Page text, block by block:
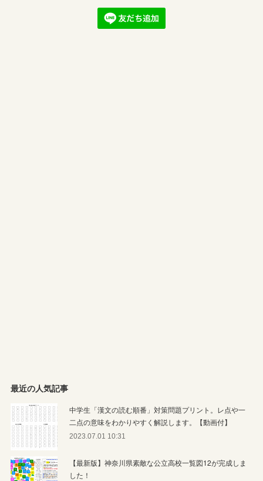
最近の人気記事
中学生「漢文の読む順番」対策問題プリント。レ点や一
二点の意味をわかりやすく解説します。【動画付】
2023.07.01 10:31
【最新版】神奈川県素敵な公立高校一覧図12が完成しま
した！